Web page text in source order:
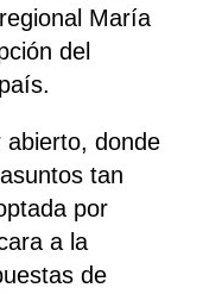
María
del
abierto, donde
tan
por
a la
de